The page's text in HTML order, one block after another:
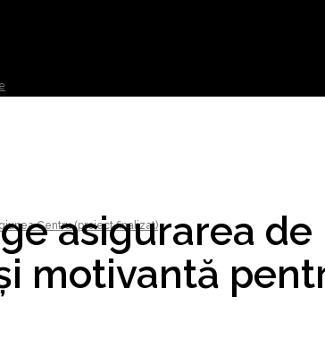
Centru (proiect finalizat)
asigurarea de
motivantă